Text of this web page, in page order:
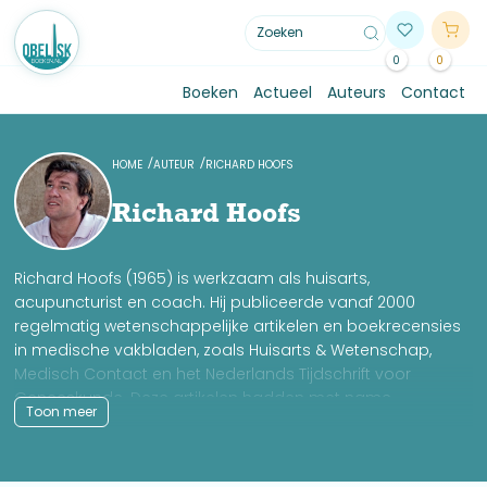
0 0
Boeken Actueel Auteurs Contact
HOME AUTEUR RICHARD HOOFS
Richard Hoofs
Richard Hoofs (1965) is werkzaam als huisarts,
acupuncturist en coach. Hij publiceerde vanaf 2000
regelmatig wetenschappelijke artikelen en boekrecensies
in medische vakbladen, zoals Huisarts & Wetenschap,
Medisch Contact en het Nederlands Tijdschrift voor
Geneeskunde. Deze artikelen hadden met name
betrekking op ADHD en kinderpsychiatrie in het algemeen.
Toon meer